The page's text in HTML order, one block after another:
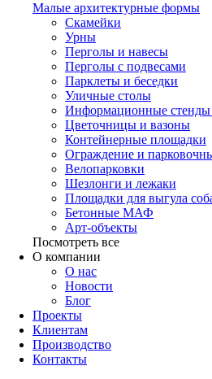
Малые архитектурные формы
Скамейки
Урны
Перголы и навесы
Перголы с подвесами
Парклеты и беседки
Уличные столы
Информационные стенды
Цветочницы и вазоны
Контейнерные площадки
Ограждение и
Велопарковки
Шезлонги и лежаки
Площадки для выгула
Бетонные МАФ
Арт-объекты
Посмотреть все
О компании
О нас
Новости
Блог
Проекты
Клиентам
Производство
Контакты